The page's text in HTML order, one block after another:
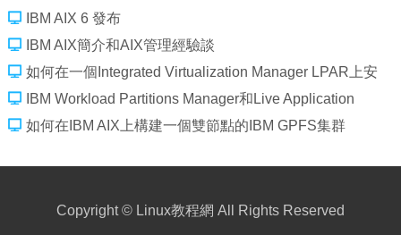
IBM AIX 6 發布
IBM AIX簡介和AIX管理經驗談
如何在一個Integrated Virtualization Manager LPAR上安
裝IBM AIX 7.1
IBM Workload Partitions Manager和Live Application
Mobility在AIX中的應用
如何在IBM AIX上構建一個雙節點的IBM GPFS集群
Copyright © Linux教程網 All Rights Reserved